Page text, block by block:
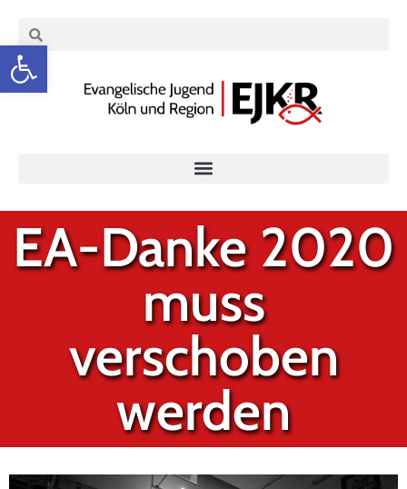
Werkzeugleiste öffnen
EA-Danke 2020
muss
verschoben
werden